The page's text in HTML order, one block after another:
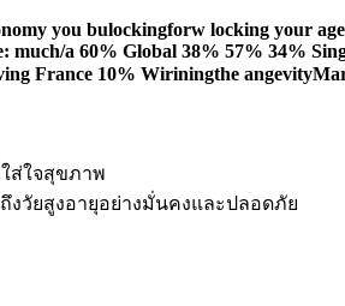
ใส่ใจสุขภาพ
ถึงวัยสูงอายุอย่างมั่นคงและปลอดภัย